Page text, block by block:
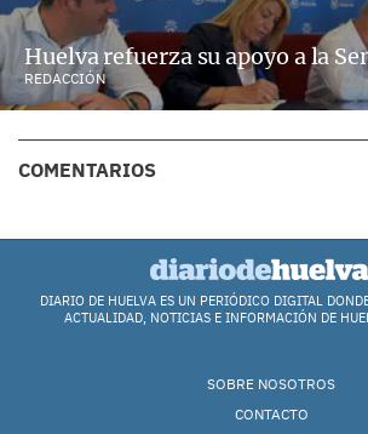
Huelva refuerza su apoyo a la
REDACCIÓN
COMENTARIOS
DIARIO DE HUELVA ES UN PERIÓDICO DIGITAL
ACTUALIDAD, NOTICIAS E INFORMACIÓN DE
SOBRE NOSOTROS
CONTACTO